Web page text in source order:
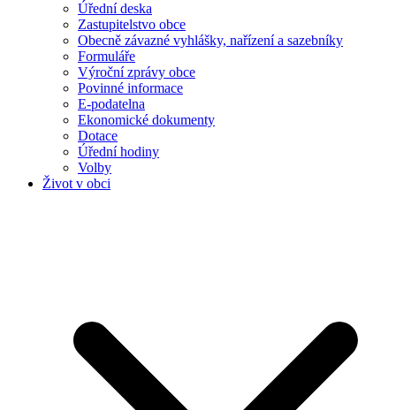
Úřední deska
Zastupitelstvo obce
Obecně závazné vyhlášky, nařízení a sazebníky
Formuláře
Výroční zprávy obce
Povinné informace
E-podatelna
Ekonomické dokumenty
Dotace
Úřední hodiny
Volby
Život v obci